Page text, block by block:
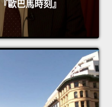
歐巴馬時刻』